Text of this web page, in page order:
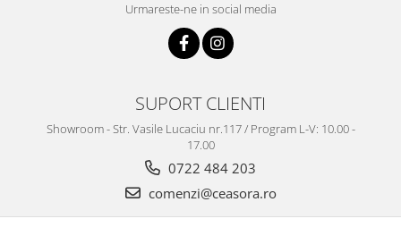
Urmareste-ne in social media
SUPORT CLIENTI
Showroom - Str. Vasile Lucaciu nr.117 / Program L-V: 10.00 -
17.00
0722 484 203
comenzi@ceasora.ro